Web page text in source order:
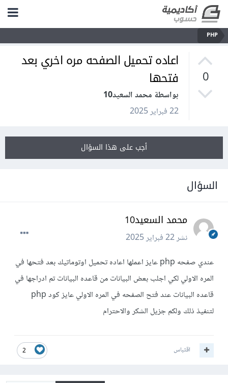
PHP
0
اعاده تحميل الصفحه مره اخري بعد
فتحها
بواسطة محمد السعيد10
22 فبراير 2025
أجب على هذا السؤال
السؤال
محمد السعيد10
نشر22 فبراير 2025
عندي صفحه php عايز اعملها اعاده تحميل اوتوماتيك بعد فتحها في
المره الاولي لكي اجلب بعض البيانات من قاعده البيانات تم ادراجها في
قاعده البيانات عند فتح الصفحه في المره الاولي عايز كود php
لتنفيذ ذلك ولكم جزيل الشكر والاحترام
2 اقتباس